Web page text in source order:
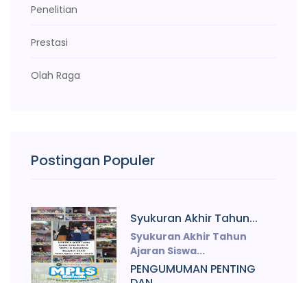
Penelitian
Prestasi
Olah Raga
Postingan Populer
Syukuran Akhir Tahun...
Syukuran Akhir Tahun
Ajaran Siswa...
PENGUMUMAN PENTING